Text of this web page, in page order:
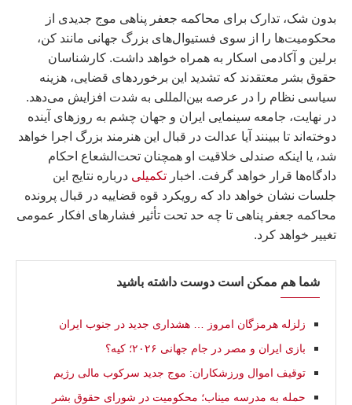
بدون شک، تدارک برای محاکمه جعفر پناهی موج جدیدی از
محکومیت‌ها را از سوی فستیوال‌های بزرگ جهانی مانند کن،
برلین و آکادمی اسکار به همراه خواهد داشت. کارشناسان
حقوق بشر معتقدند که تشدید این برخوردهای قضایی، هزینه
سیاسی نظام را در عرصه بین‌المللی به شدت افزایش می‌دهد.
در نهایت، جامعه سینمایی ایران و جهان چشم به روزهای آینده
دوخته‌اند تا ببینند آیا عدالت در قبال این هنرمند بزرگ اجرا خواهد
شد، یا اینکه صندلی خلاقیت او همچنان تحت‌الشعاع احکام
دادگاه‌ها قرار خواهد گرفت. اخبار تکمیلی درباره نتایج این
جلسات نشان خواهد داد که رویکرد قوه قضاییه در قبال پرونده
محاکمه جعفر پناهی تا چه حد تحت تأثیر فشارهای افکار عمومی
تغییر خواهد کرد.
شما هم ممکن است دوست داشته باشید
زلزله هرمزگان امروز … هشداری جدید در جنوب ایران
بازی ایران و مصر در جام جهانی ۲۰۲۶؛ كيه؟
توقیف اموال ورزشکاران: موج جدید سرکوب مالی رژیم
حمله به مدرسه میناب؛ محکومیت در شورای حقوق بشر